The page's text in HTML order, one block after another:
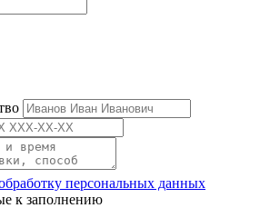
персональных данных
к заполнению